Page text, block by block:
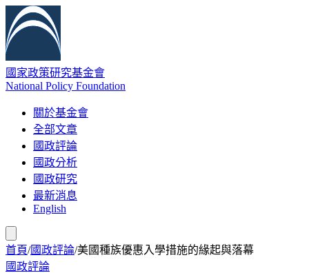
國家政策研究基金會
National Policy Foundation
關於基金會
全部文章
國政評論
國政分析
國政研究
最新消息
English
首頁/國政評論/美國種族優惠入學措施的緣起與落幕
國政評論